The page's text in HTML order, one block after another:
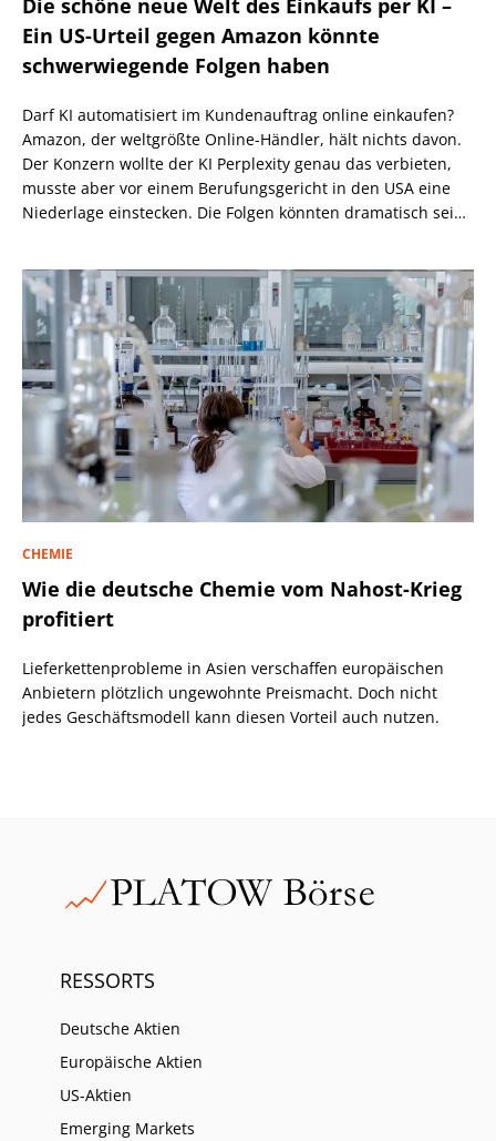
Ein US-Urteil gegen Amazon könnte
schwerwiegende Folgen haben
Darf KI automatisiert im Kundenauftrag online einkaufen?
Amazon, der weltgrößte Online-Händler, hält nichts davon.
Der Konzern wollte der KI Perplexity genau das verbieten,
musste aber vor einem Berufungsgericht in den USA eine
Niederlage einstecken. Die Folgen könnten dramatisch sein,
CHEMIE
Wie die deutsche Chemie vom Nahost-Krieg
profitiert
Lieferkettenprobleme in Asien verschaffen europäischen
Anbietern plötzlich ungewohnte Preismacht. Doch nicht
jedes Geschäftsmodell kann diesen Vorteil auch nutzen.
RESSORTS
Deutsche Aktien
Europäische Aktien
US-Aktien
Emerging Markets